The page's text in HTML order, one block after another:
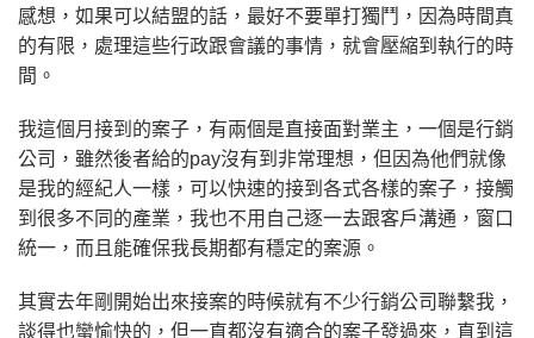
感想，如果可以結盟的話，最好不要單打獨鬥，因為時間真
的有限，處理這些行政跟會議的事情，就會壓縮到執行的時
間。
我這個月接到的案子，有兩個是直接面對業主，一個是行銷
公司，雖然後者給的pay沒有到非常理想，但因為他們就像
是我的經紀人一樣，可以快速的接到各式各樣的案子，接觸
到很多不同的產業，我也不用自己逐一去跟客戶溝通，窗口
統一，而且能確保我長期都有穩定的案源。
其實去年剛開始出來接案的時候就有不少行銷公司聯繫我，
談得也蠻愉快的，但一直都沒有適合的案子發過來，直到這